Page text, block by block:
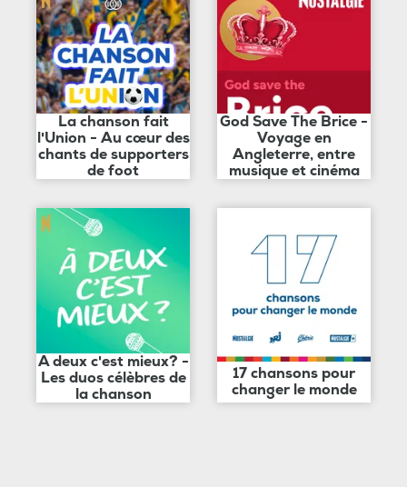
La chanson fait
l'Union - Au cœur des
chants de supporters
de foot
God Save The Brice -
Voyage en
Angleterre, entre
musique et cinéma
A deux c'est mieux? -
Les duos célèbres de
la chanson
17 chansons pour
changer le monde